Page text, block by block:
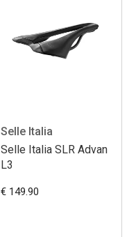
Selle Italia
Selle Italia SLR Advan
L3
€ 149.90